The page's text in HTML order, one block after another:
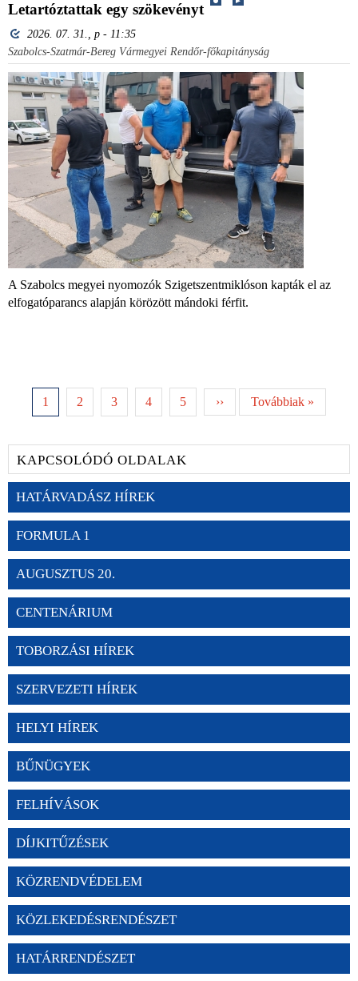
Letartóztattak egy szökevényt
2026. 07. 31., p - 11:35
Szabolcs-Szatmár-Bereg Vármegyei Rendőr-főkapitányság
A Szabolcs megyei nyomozók Szigetszentmiklóson kapták el az
elfogatóparancs alapján körözött mándoki férfit.
1 2 3 4 5 ›› Továbbiak »
KAPCSOLÓDÓ OLDALAK
HATÁRVADÁSZ HÍREK
FORMULA 1
AUGUSZTUS 20.
CENTENÁRIUM
TOBORZÁSI HÍREK
SZERVEZETI HÍREK
HELYI HÍREK
BŰNÜGYEK
FELHÍVÁSOK
DÍJKITŰZÉSEK
KÖZRENDVÉDELEM
KÖZLEKEDÉSRENDÉSZET
HATÁRRENDÉSZET